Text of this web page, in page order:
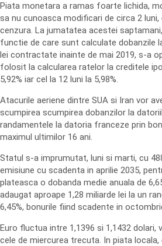
Piata monetara a ramas foarte lichida,
sa nu cunoasca modificari de circa 2
cenzura. La jumatatea acestei
functie de care sunt calculate dobanzile
lei contractate inainte de mai 2019, s-a
folosit la calcularea ratelor la creditele
5,92% iar cel la 12 luni la 5,98%.
Atacurile aeriene dintre SUA si Iran vor
scumpirea scumpirea dobanzilor la
randamentele la datoria franceze prin
maximul ultimilor 16 ani.
Statul s-a imprumutat, luni si marti, cu
emisiune cu scadenta in aprilie 2035,
plateasca o dobanda medie anuala de
adaugat aproape 1,28 miliarde lei la un
6,45%, bonurile fiind scadente in
Euro fluctua intre 1,1396 si 1,1432 dolari,
cele de miercurea trecuta. In piata